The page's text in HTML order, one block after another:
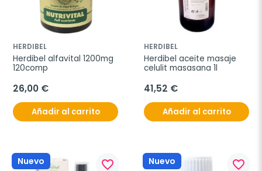
HERDIBEL
Herdibel alfavital 1200mg
120comp
26,00 €
Añadir al carrito
HERDIBEL
Herdibel aceite masaje
celulit masasana 1l
41,52 €
Añadir al carrito
Nuevo favorite_border Nuevo favorite_border